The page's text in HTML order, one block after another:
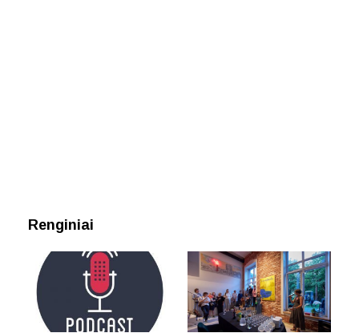
Renginiai